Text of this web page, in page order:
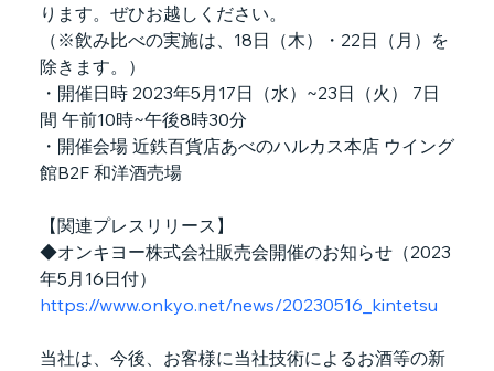
ります。ぜひお越しください。
（※飲み比べの実施は、18日（木）・22日（月）を
除きます。）
・開催日時 2023年5月17日（水）~23日（火） 7日
間 午前10時~午後8時30分
・開催会場 近鉄百貨店あべのハルカス本店 ウイング
館B2F 和洋酒売場
【関連プレスリリース】
◆オンキヨー株式会社販売会開催のお知らせ（2023
年5月16日付）
https://www.onkyo.net/news/20230516_kintetsu
当社は、今後、お客様に当社技術によるお酒等の新